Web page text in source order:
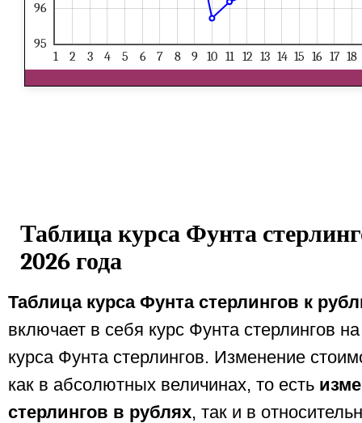
1 2 3 4 5 6 7 8 9 10 11 12 13 14 15 16 17 18
95
96
Таблица курса Фунта
2026 года
Таблица курса Фунта стерлингов к
включает в себя курс Фунта стерлингов
курса Фунта стерлингов. Изменение
как в абсолютных величинах, то есть
стерлингов в рублях, так и в